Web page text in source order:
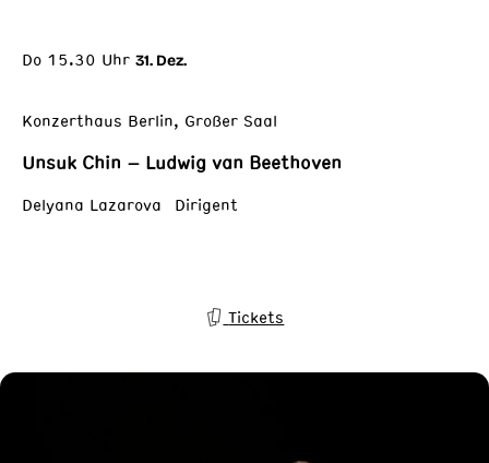
Do 15.30 Uhr 31. Dez.
Konzerthaus Berlin, Großer Saal
Unsuk Chin – Ludwig van Beethoven
Delyana Lazarova Dirigent
Tickets